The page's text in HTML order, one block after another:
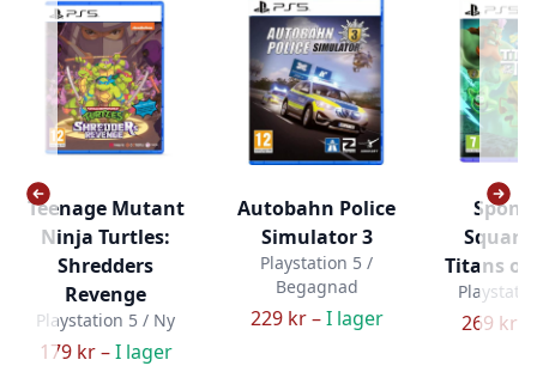
Teenage Mutant
Ninja Turtles:
Shredders
Revenge
Playstation 5 / Ny
179 kr –I lager
Autobahn Police
Simulator 3
Playstation 5 /
Begagnad
229 kr –I lager
Titans of
269 kr –